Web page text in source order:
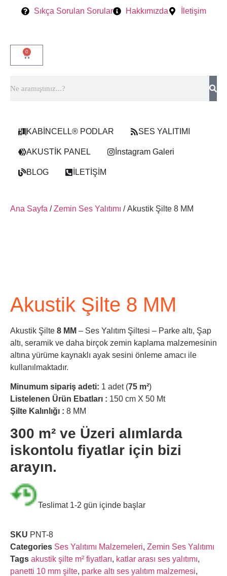
Sıkça Sorulan Sorular Hakkımızda İletişim
0
KABİNCELL® PODLAR SES YALITIMI
AKUSTİK PANEL İnstagram Galeri
BLOG İLETİŞİM
Ana Sayfa /Zemin Ses Yalıtımı / Akustik Şilte 8 MM
Akustik Şilte 8 MM
Akustik Şilte 8 MM – Ses Yalıtım Şiltesi – Parke altı, Şap
altı, seramik ve daha birçok zemin kaplama malzemesinin
altına yürüme kaynaklı ayak sesini önleme amacı ile
kullanılmaktadır.
Minumum sipariş adeti: 1 adet (75 m²)
Listelenen Ürün Ebatları : 150 cm X 50 Mt
Şilte Kalınlığı : 8 MM
300 m² ve Üzeri alımlarda
iskontolu fiyatlar için bizi
arayın.
Teslimat 1-2 gün içinde başlar
SKU PNT-8
Categories Ses Yalıtımı Malzemeleri, Zemin Ses Yalıtımı
Tags akustik şilte m² fiyatları, katlar arası ses yalıtımı,
panetti 10 mm şilte, parke altı ses yalıtım malzemesi,